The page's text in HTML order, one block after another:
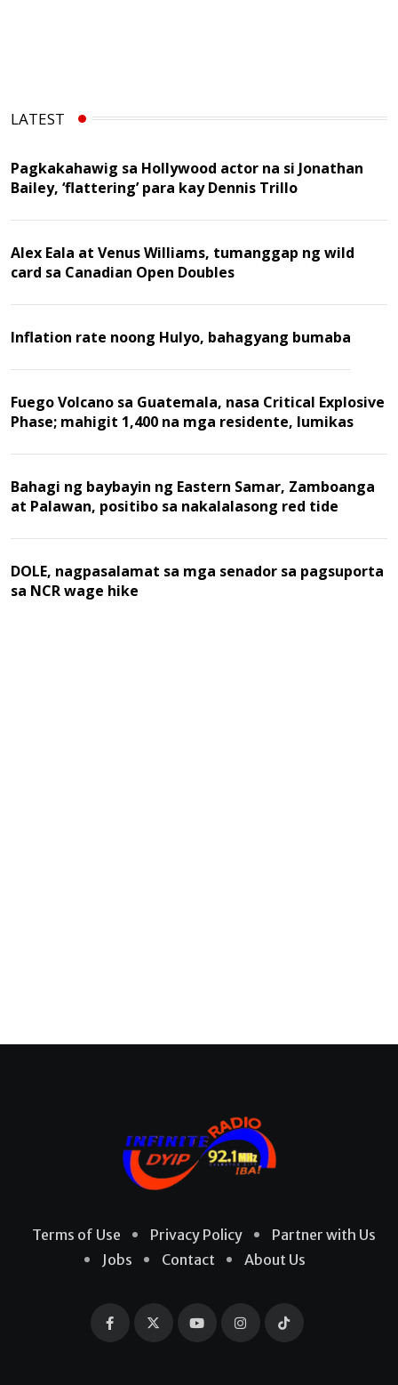
LATEST
Pagkakahawig sa Hollywood actor na si Jonathan
Bailey, ‘flattering’ para kay Dennis Trillo
Alex Eala at Venus Williams, tumanggap ng wild
card sa Canadian Open Doubles
Inflation rate noong Hulyo, bahagyang bumaba
Fuego Volcano sa Guatemala, nasa Critical Explosive
Phase; mahigit 1,400 na mga residente, lumikas
Bahagi ng baybayin ng Eastern Samar, Zamboanga
at Palawan, positibo sa nakalalasong red tide
DOLE, nagpasalamat sa mga senador sa pagsuporta
sa NCR wage hike
Terms of Use Privacy Policy
Partner with Us
Jobs
Contact About Us